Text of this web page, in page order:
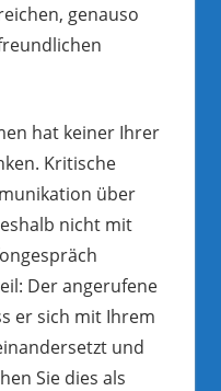
genauso
hat keiner Ihrer
Kritische
über
nicht mit
Der angerufene
er sich mit Ihrem
und
Sie dies als